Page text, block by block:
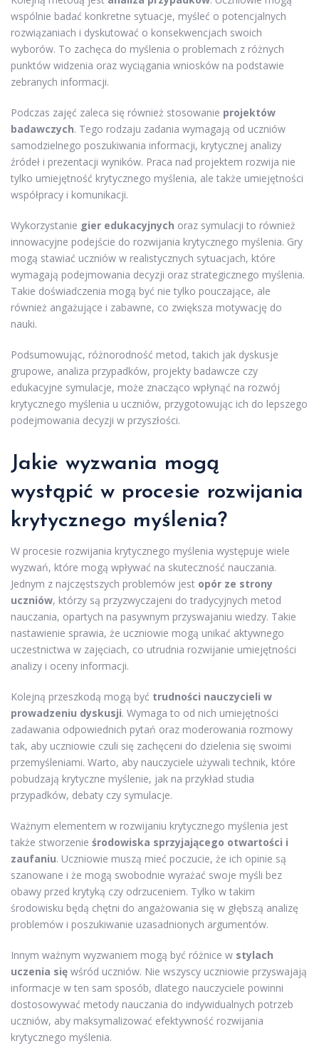
wspólnie badać konkretne sytuacje, myśleć o potencjalnych
rozwiązaniach i dyskutować o konsekwencjach swoich
wyborów. To zachęca do myślenia o problemach z różnych
punktów widzenia oraz wyciągania wniosków na podstawie
zebranych informacji.
Podczas zajęć zaleca się również stosowanie projektów
badawczych. Tego rodzaju zadania wymagają od uczniów
samodzielnego poszukiwania informacji, krytycznej analizy
źródeł i prezentacji wyników. Praca nad projektem rozwija nie
tylko umiejętność krytycznego myślenia, ale także umiejętności
współpracy i komunikacji.
Wykorzystanie gier edukacyjnych oraz symulacji to również
innowacyjne podejście do rozwijania krytycznego myślenia. Gry
mogą stawiać uczniów w realistycznych sytuacjach, które
wymagają podejmowania decyzji oraz strategicznego myślenia.
Takie doświadczenia mogą być nie tylko pouczające, ale
również angażujące i zabawne, co zwiększa motywację do
nauki.
Podsumowując, różnorodność metod, takich jak dyskusje
grupowe, analiza przypadków, projekty badawcze czy
edukacyjne symulacje, może znacząco wpłynąć na rozwój
krytycznego myślenia u uczniów, przygotowując ich do lepszego
podejmowania decyzji w przyszłości.
Jakie wyzwania mogą
wystąpić w procesie rozwijania
krytycznego myślenia?
W procesie rozwijania krytycznego myślenia występuje wiele
wyzwań, które mogą wpływać na skuteczność nauczania.
Jednym z najczęstszych problemów jest opór ze strony
uczniów, którzy są przyzwyczajeni do tradycyjnych metod
nauczania, opartych na pasywnym przyswajaniu wiedzy. Takie
nastawienie sprawia, że uczniowie mogą unikać aktywnego
uczestnictwa w zajęciach, co utrudnia rozwijanie umiejętności
analizy i oceny informacji.
Kolejną przeszkodą mogą być trudności nauczycieli w
prowadzeniu dyskusji. Wymaga to od nich umiejętności
zadawania odpowiednich pytań oraz moderowania rozmowy
tak, aby uczniowie czuli się zachęceni do dzielenia się swoimi
przemyśleniami. Warto, aby nauczyciele używali technik, które
pobudzają krytyczne myślenie, jak na przykład studia
przypadków, debaty czy symulacje.
Ważnym elementem w rozwijaniu krytycznego myślenia jest
także stworzenie środowiska sprzyjającego otwartości i
zaufaniu. Uczniowie muszą mieć poczucie, że ich opinie są
szanowane i że mogą swobodnie wyrażać swoje myśli bez
obawy przed krytyką czy odrzuceniem. Tylko w takim
środowisku będą chętni do angażowania się w głębszą analizę
problemów i poszukiwanie uzasadnionych argumentów.
Innym ważnym wyzwaniem mogą być różnice w stylach
uczenia się wśród uczniów. Nie wszyscy uczniowie przyswajają
informacje w ten sam sposób, dlatego nauczyciele powinni
dostosowywać metody nauczania do indywidualnych potrzeb
uczniów, aby maksymalizować efektywność rozwijania
krytycznego myślenia.